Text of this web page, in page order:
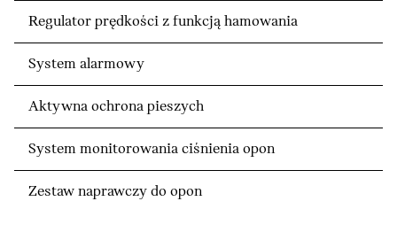
Regulator prędkości z funkcją hamowania
System alarmowy
Aktywna ochrona pieszych
System monitorowania ciśnienia opon
Zestaw naprawczy do opon